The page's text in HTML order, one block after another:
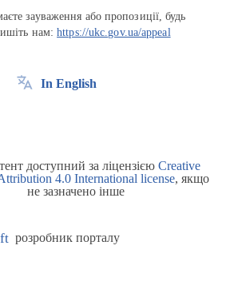
зауваження або пропозиції, будь
нам:https://ukc.gov.ua/appeal
In English
доступний за ліцензією Creative
4.0 International license, якщо
не зазначено інше
розробник порталу